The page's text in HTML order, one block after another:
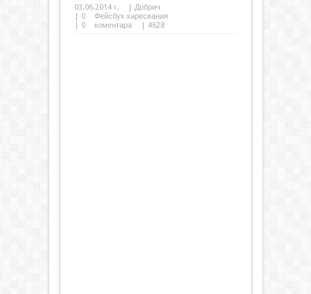
03.06.2014 г. | Добрич
| 0
Фейсбук харесвания
| 0 коментара | 4628